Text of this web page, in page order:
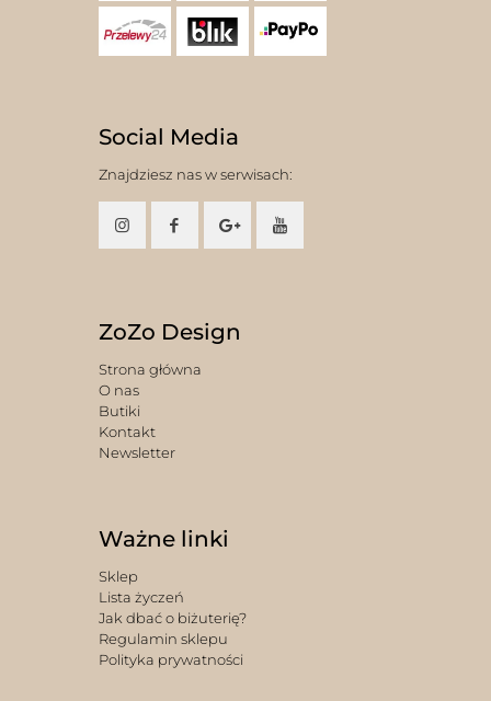
Social Media
Znajdziesz nas w serwisach:
ZoZo Design
Strona główna
O nas
Butiki
Kontakt
Newsletter
Ważne linki
Sklep
Lista życzeń
Jak dbać o biżuterię?
Regulamin sklepu
Polityka prywatności